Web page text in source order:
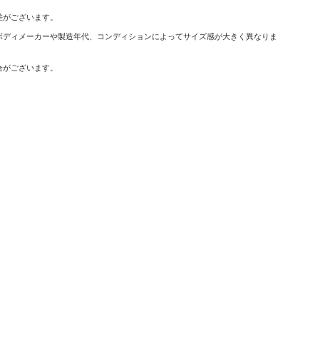
ございます。
ィメーカーや製造年代、コンディションによってサイズ感が大きく異なりま
ございます。